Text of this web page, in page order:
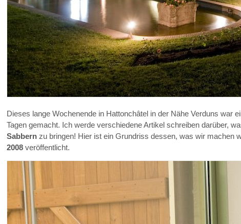
Dieses lange Wochenende in Hattonchâtel in der Nähe Verduns war
Tagen gemacht. Ich werde verschiedene Artikel schreiben darüber,
Sabbern zu bringen! Hier ist ein Grundriss dessen, was wir machen
2008 veröffentlicht.